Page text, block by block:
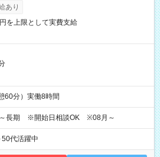
あり
を上限として実費支給
60分）実働8時間
～長期 ※開始日相談OK ※08月～
代活躍中